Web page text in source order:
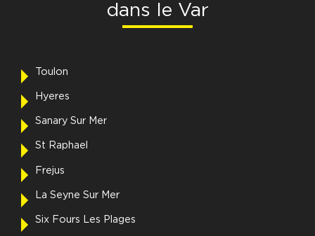
dans le Var
Toulon
Hyeres
Sanary Sur Mer
St Raphael
Frejus
La Seyne Sur Mer
Six Fours Les Plages